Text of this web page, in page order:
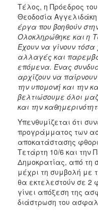
Τέλος, η Πρόεδρος του
Θεοδοσία
έργα που βοηθούν
Ολοκληρώθηκε και η
Έχουν να γίνουν τόσα
αλλαγές και
επόμενα. Ένας
αρχίζουν να
την υπομονή και την
βελτιώσουμε όλοι
και την
Υπενθυμίζεται ότι
προγράμματος των
αποκατάστασης
Τετάρτη 10/6 και την
Δημοκρατίας, από τη
μέχρι τη συμβολή με
θα εκτελεστούν σε 2
γίνει απόξεση της
διάστρωση του